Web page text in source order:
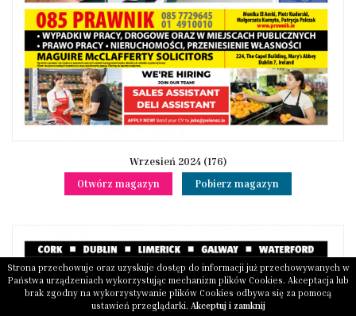
Wrzesień 2024 (176)
Otwórz magazyn
Pobierz magazyn
Strona przechowuje oraz uzyskuje dostęp do informacji już przechowywanych w
Państwa urządzeniach wykorzystując mechanizm plików Cookies. Akceptacja lub
brak zgodny na wykorzystywanie plików Cookies odbywa się za pomocą
ustawień przeglądarki. Akceptuj i zamknij